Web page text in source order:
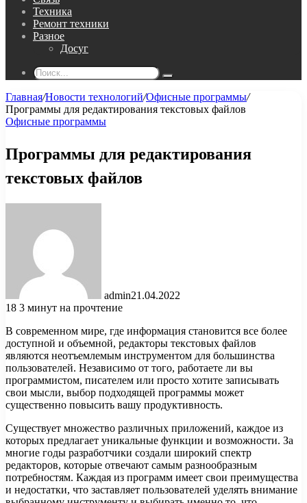
Техника
Ремонт техники
Разное
Досуг
Поиск...
Главная/Новости технологий/Офисные программы/
Программы для редактирования текстовых файлов
Офисные программы
Программы для редактирования
текстовых файлов
admin21.04.2022
18 3 минут на прочтение
В современном мире, где информация становится все более
доступной и объемной, редакторы текстовых файлов
являются неотъемлемым инструментом для большинства
пользователей. Независимо от того, работаете ли вы
программистом, писателем или просто хотите записывать
свои мысли, выбор подходящей программы может
существенно повысить вашу продуктивность.
Существует множество различных приложений, каждое из
которых предлагает уникальные функции и возможности. За
многие годы разработчики создали широкий спектр
редакторов, которые отвечают самым разнообразным
потребностям. Каждая из программ имеет свои преимущества
и недостатки, что заставляет пользователей уделять внимание